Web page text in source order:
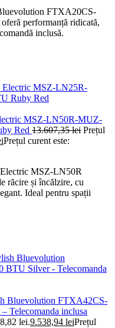
FTXA20CS-
performanță ridicată,
inclusă.
MSZ-LN50R-MUZ-
Red 13.607,35lei Prețul
Prețul curent este:
MSZ-LN50R
răcire și încălzire, cu
Ideal pentru spații
Bluevolution FTXA42CS-
Telecomanda inclusa
lei.9.538,94 leiPrețul